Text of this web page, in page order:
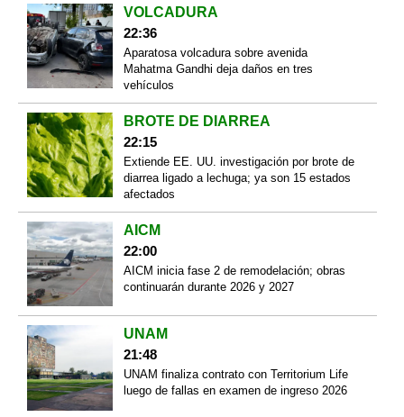
VOLCADURA
22:36
Aparatosa volcadura sobre avenida
Mahatma Gandhi deja daños en tres
vehículos
BROTE DE DIARREA
22:15
Extiende EE. UU. investigación por brote de
diarrea ligado a lechuga; ya son 15 estados
afectados
AICM
22:00
AICM inicia fase 2 de remodelación; obras
continuarán durante 2026 y 2027
UNAM
21:48
UNAM finaliza contrato con Territorium Life
luego de fallas en examen de ingreso 2026